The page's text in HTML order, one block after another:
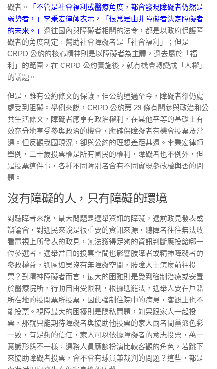
礙者。
「不管是社會福利或醫療角度，都會發現障礙者仍然是
弱勢者，」李秉宏律師表示，「很常是由非障礙者決定障礙者
的未來。」 過往國內與障礙者相關的法令，都是以政府保護障
礙者的角度制定，幫助社會障礙者是「社會福利」；但是
CRPD 公約的核心精神則是以障礙者為主體，過去屬於「福
利」的範圍，在 CRPD 公約實施後，就有機會轉變成「人權」
的議題。
但是，雖有公約條文的保護，但公約通過至今，障礙者卻仍處
處受到阻礙。舉例來說，CRPD 公約第 29 條有關參與政治和公
共生活條文，障礙者應享有政治權利，在其他平等的基礎上有
效充分地享受參與政治的機會，應確保障礙者有機會投票及當
選。但反觀我國現況，卻與公約的理想差距甚遠。李秉宏律師
舉例，二十歲投票權是所有國民的權利，障礙者也不例外，但
是投票這件事，各種不同障別者會有不同實現參政權與否的問
題。
沒有障礙的人，只有障礙的環境
對聽障者來說，最大問題是選舉資訊的障礙，選前政見發表或
辯論會，對選民來說是很重要的資訊來源，聽障者往往無法收
看電視上所發表的政見，無法獲得足夠的資訊判斷應投給哪一
位參選者。選舉當日的投票空間也影響肢障者或精神障礙者的
參政權益，選區如果沒有無障礙空間，肢障人士怎麼前往投
票？對精神障礙者而言，最大的困難則是受到強制治療或安置
於醫療院所，行動自由受限制，根據選罷法，選舉人要在戶籍
所在地的投開票所投票，因此強制住院中的病患，客觀上也不
能投票。視障最大的困擾則是隱私問題，如果跟家人一起投
票，那就只能期待障礙者與協助他投票的家人兩者間黨派色彩
一致，有足夠的信任，家人可以依據障礙者的意志投票，萬一
意識形態不一樣，選務人員應該扮演比較客觀的角色，若跳下
來協助障礙者投票，會不會有球員兼裁判的問題？這些，都是